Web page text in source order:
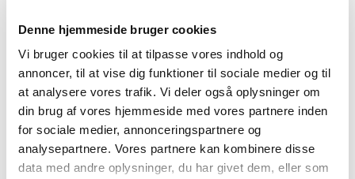
Denne hjemmeside bruger cookies
Vi bruger cookies til at tilpasse vores indhold og
annoncer, til at vise dig funktioner til sociale medier og til
at analysere vores trafik. Vi deler også oplysninger om
din brug af vores hjemmeside med vores partnere inden
for sociale medier, annonceringspartnere og
analysepartnere. Vores partnere kan kombinere disse
data med andre oplysninger, du har givet dem, eller som